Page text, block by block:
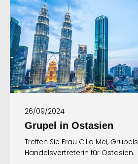
26/09/2024
Grupel in Ostasien
Treffen Sie Frau Cilla Mei, Grupels
Handelsvertreterin für Ostasien.